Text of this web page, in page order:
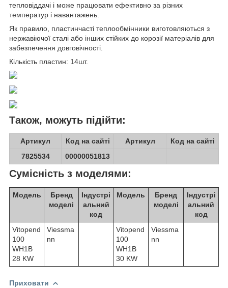
тепловіддачі і може працювати ефективно за різних
температур і навантажень.
Як правило, пластинчасті теплообмінники виготовляються з
нержавіючої сталі або інших стійких до корозії матеріалів для
забезпечення довговічності.
Кількість пластин: 14шт.
Також, можуть підійти:
Артикул Код на сайті Артикул
Код на сайті
7825534
00000051813
Сумісність з моделями:
Модель
Бренд
моделі
Індустрі
альний
код
Модель
Бренд
моделі
Індустрі
альний
код
Vitopend
100
WH1B
28 KW
Viessma
nn
Vitopend
100
WH1B
30 KW
Viessma
nn
Приховати